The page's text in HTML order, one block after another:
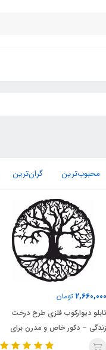
محبوب‌ترین گران‌ترین
2,660,000 تومان
تابلو دیوارکوب فلزی طرح درخت
زندگی – دکور خاص و مدرن برای
منزل و محل کار